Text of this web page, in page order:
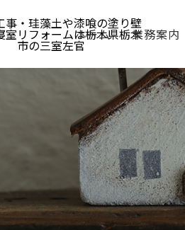
ホーム 業務案内